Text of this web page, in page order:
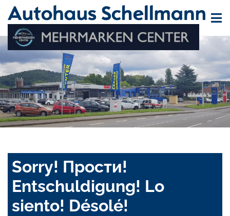
Sorry! Прости!
Entschuldigung! Lo
siento! Désolé!